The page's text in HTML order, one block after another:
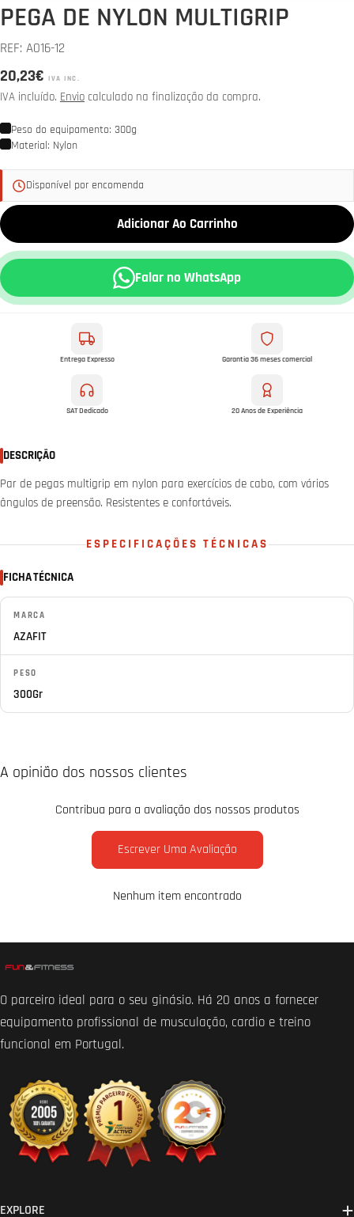
PEGA DE NYLON MULTIGRIP
REF: A016-12
Preço
normal
20,23€ IVA INC.
IVA incluído. Envio calculado na finalização da compra.
Peso do equipamento: 300g
Material: Nylon
Disponível por encomenda
Adicionar Ao Carrinho
Falar no WhatsApp
Entrega Expresso Garantia 36 meses comercial
SAT Dedicado 20 Anos de Experiência
DESCRIÇÃO
Par de pegas multigrip em nylon para exercícios de cabo, com vários
ângulos de preensão. Resistentes e confortáveis.
ESPECIFICAÇÕES TÉCNICAS
FICHA TÉCNICA
MARCA
AZAFIT
PESO
300Gr
A opinião dos nossos clientes
Contribua para a avaliação dos nossos produtos
Escrever Uma Avaliação
Nenhum item encontrado
O parceiro ideal para o seu ginásio. Há 20 anos a fornecer
equipamento profissional de musculação, cardio e treino
funcional em Portugal.
EXPLORE